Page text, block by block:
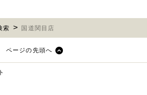
索 国道関目店
ページの先頭へ